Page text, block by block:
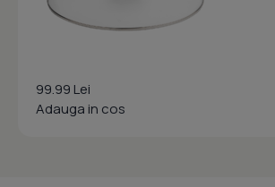
99.99 Lei
Adauga in cos